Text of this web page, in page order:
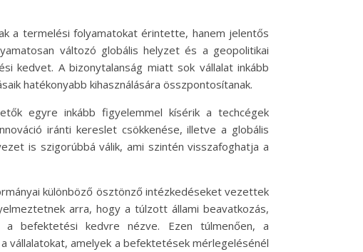
a termelési folyamatokat érintette, hanem jelentős
változó globális helyzet és a geopolitikai
kedvet. A bizonytalanság miatt sok vállalat inkább
hatékonyabb kihasználására összpontosítanak.
egyre inkább figyelemmel kísérik a techcégek
iránti kereslet csökkenése, illetve a globális
is szigorúbbá válik, ami szintén visszafoghatja a
különböző ösztönző intézkedéseket vezettek
arra, hogy a túlzott állami beavatkozás,
befektetési kedvre nézve. Ezen túlmenően, a
vállalatokat, amelyek a befektetések mérlegelésénél